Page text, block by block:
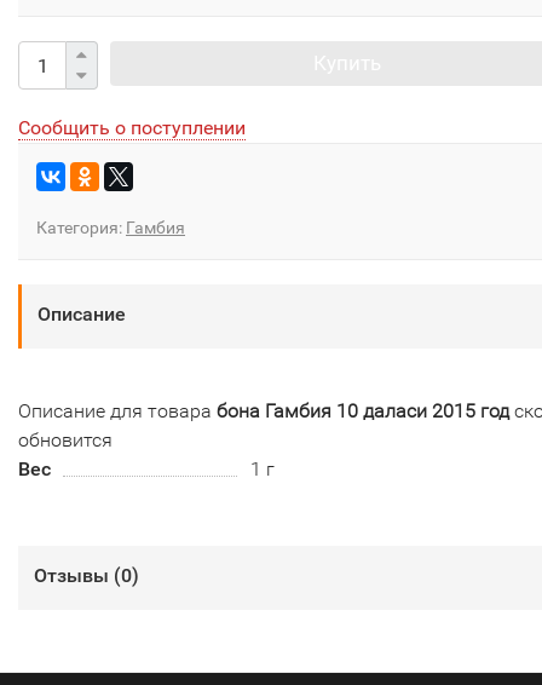
Сообщить о поступлении
Категория: Гамбия
Описание
Описание для товара бона Гамбия 10 даласи 2015 год
обновится
Вес
1 г
Отзывы (0)